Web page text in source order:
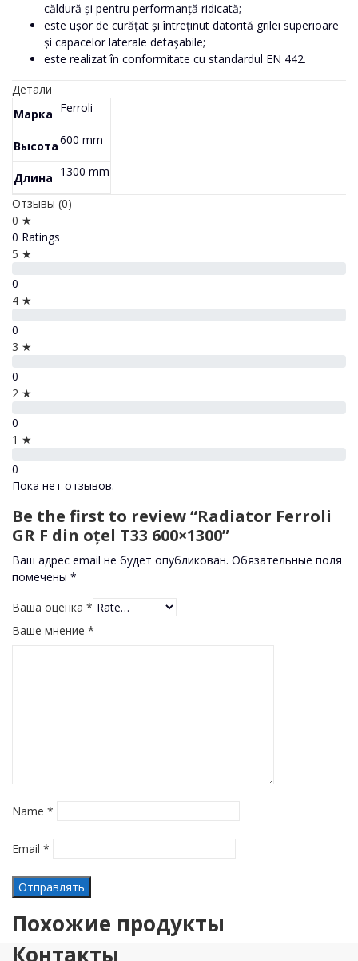
căldură și pentru performanță ridicată;
este ușor de curățat și întreținut datorită grilei superioare
și capacelor laterale detașabile;
este realizat în conformitate cu standardul EN 442.
Детали
Марка Ferroli
Высота600 mm
Длина 1300 mm
Отзывы (0)
0 ★
0 Ratings
5 ★
0
4 ★
0
3 ★
0
2 ★
0
1 ★
0
Пока нет отзывов.
Be the first to review “Radiator Ferroli
GR F din oțel T33 600×1300”
Ваш адрес email не будет опубликован. Обязательные поля
помечены *
Ваша оценка *
Ваше мнение *
Name *
Email *
Похожие продукты
Контакты